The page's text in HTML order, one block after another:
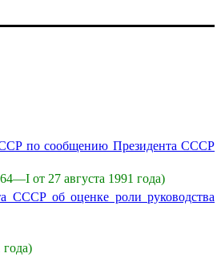
по сообщению Президента СССР
от 27 августа 1991 года)
СССР об оценке роли руководства